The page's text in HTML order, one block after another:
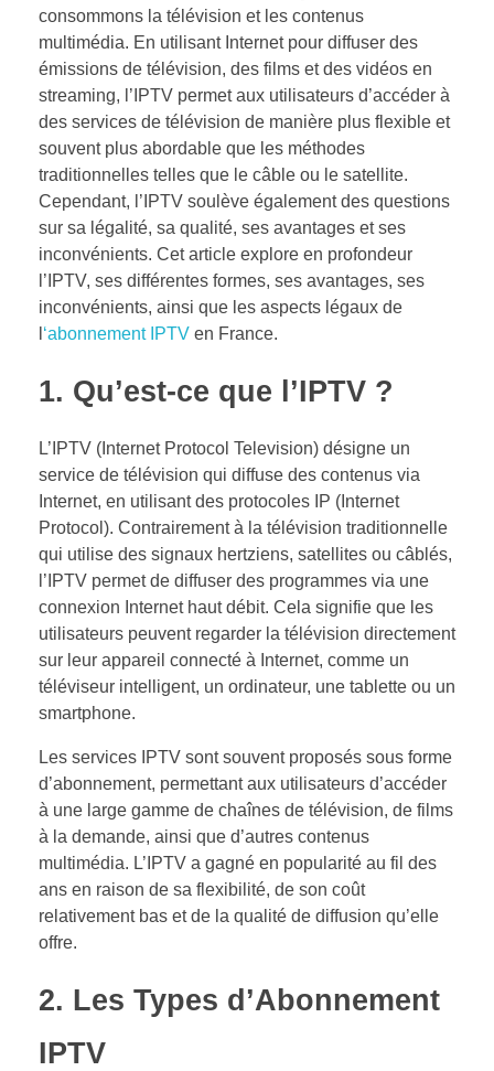
consommons la télévision et les contenus
multimédia. En utilisant Internet pour diffuser des
émissions de télévision, des films et des vidéos en
streaming, l’IPTV permet aux utilisateurs d’accéder à
des services de télévision de manière plus flexible et
souvent plus abordable que les méthodes
traditionnelles telles que le câble ou le satellite.
Cependant, l’IPTV soulève également des questions
sur sa légalité, sa qualité, ses avantages et ses
inconvénients. Cet article explore en profondeur
l’IPTV, ses différentes formes, ses avantages, ses
inconvénients, ainsi que les aspects légaux de
‘abonnement IPTV en France.
1. Qu’est-ce que l’IPTV ?
L’IPTV (Internet Protocol Television) désigne un
service de télévision qui diffuse des contenus via
Internet, en utilisant des protocoles IP (Internet
Protocol). Contrairement à la télévision traditionnelle
qui utilise des signaux hertziens, satellites ou câblés,
l’IPTV permet de diffuser des programmes via une
connexion Internet haut débit. Cela signifie que les
utilisateurs peuvent regarder la télévision directement
sur leur appareil connecté à Internet, comme un
téléviseur intelligent, un ordinateur, une tablette ou un
smartphone.
Les services IPTV sont souvent proposés sous forme
d’abonnement, permettant aux utilisateurs d’accéder
à une large gamme de chaînes de télévision, de films
à la demande, ainsi que d’autres contenus
multimédia. L’IPTV a gagné en popularité au fil des
ans en raison de sa flexibilité, de son coût
relativement bas et de la qualité de diffusion qu’elle
offre.
2. Les Types d’Abonnement
IPTV